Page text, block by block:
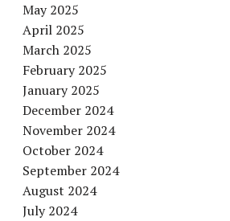
May 2025
April 2025
March 2025
February 2025
January 2025
December 2024
November 2024
October 2024
September 2024
August 2024
July 2024